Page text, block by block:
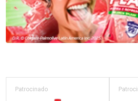
Patrocinado